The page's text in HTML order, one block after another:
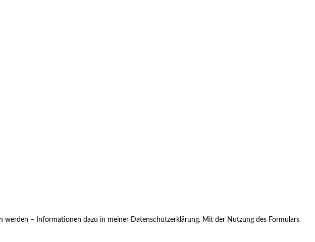
– Informationen dazu in meiner Datenschutzerklärung. Mit der Nutzung des Formulars